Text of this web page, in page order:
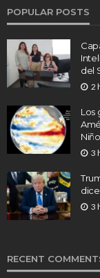
POPULAR POSTS
del
2
Los
3
3
RECENT